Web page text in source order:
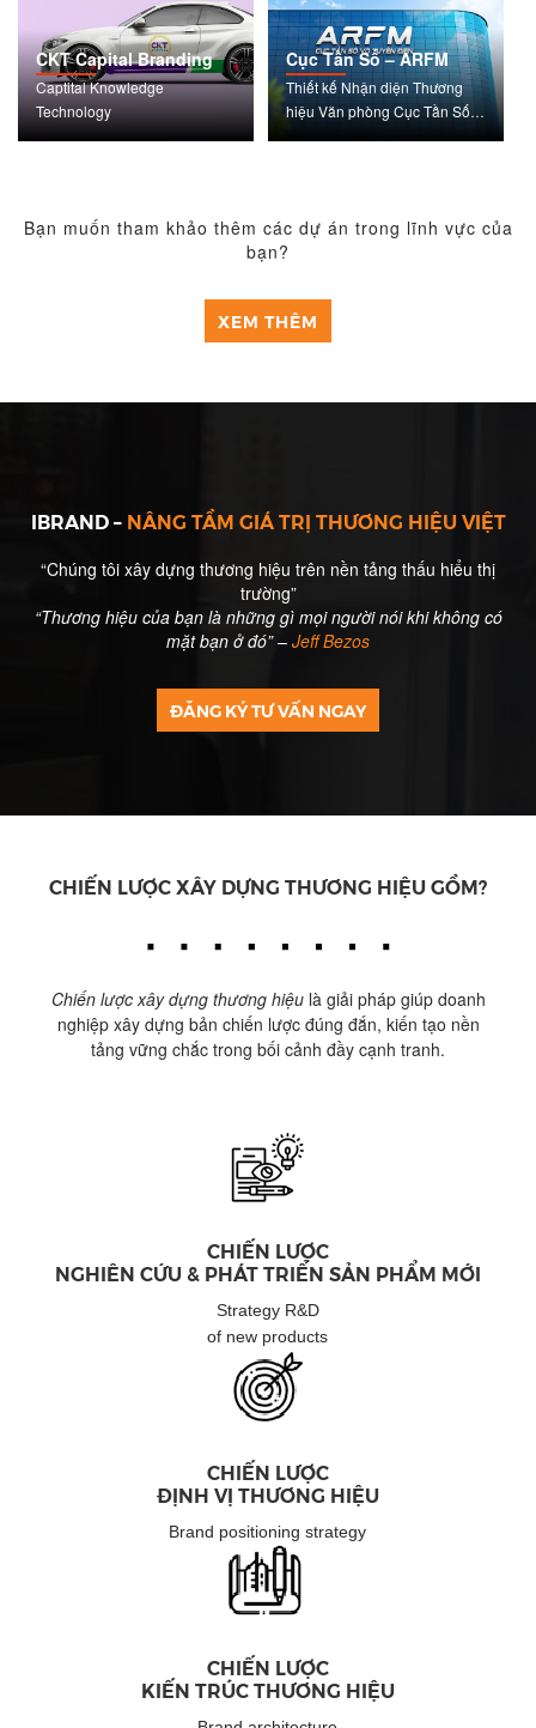
CKT Capital Branding
Captital Knowledge
Technology
Cục Tần Số – ARFM
Thiết kế Nhận diện Thương
hiệu Văn phòng Cục Tần Số
Vô Tuyến Điện - Bộ thông tin
Bạn muốn tham khảo thêm các dự án trong lĩnh vực của
bạn?
XEM THÊM
IBRAND – NÂNG TẦM GIÁ TRỊ THƯƠNG HIỆU VIỆT
“Chúng tôi xây dựng thương hiệu trên nền tảng thấu hiểu thị
trường”
“Thương hiệu của bạn là những gì mọi người nói khi không có
mặt bạn ở đó” – Jeff Bezos
ĐĂNG KÝ TƯ VẤN NGAY
CHIẾN LƯỢC XÂY DỰNG THƯƠNG HIỆU GỒM?
Chiến lược xây dựng thương hiệulà giải pháp giúp doanh
nghiệp xây dựng bản chiến lược đúng đắn, kiến tạo nền
tảng vững chắc trong bối cảnh đầy cạnh tranh.
CHIẾN LƯỢC
NGHIÊN CỨU & PHÁT TRIỂN SẢN PHẨM MỚI
Strategy R&D
of new products
CHIẾN LƯỢC
ĐỊNH VỊ THƯƠNG HIỆU
Brand positioning strategy
CHIẾN LƯỢC
KIẾN TRÚC THƯƠNG HIỆU